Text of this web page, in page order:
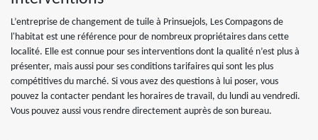
L’entreprise de changement de tuile à Prinsuejols, Les Compagons de
l'habitat est une référence pour de nombreux propriétaires dans cette
localité. Elle est connue pour ses interventions dont la qualité n’est plus à
présenter, mais aussi pour ses conditions tarifaires qui sont les plus
compétitives du marché. Si vous avez des questions à lui poser, vous
pouvez la contacter pendant les horaires de travail, du lundi au vendredi.
Vous pouvez aussi vous rendre directement auprès de son bureau.